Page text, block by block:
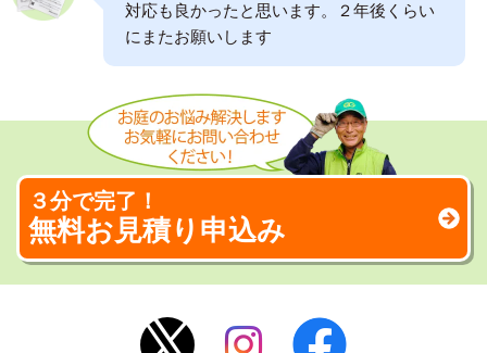
対応も良かったと思います。２年後くらい
にまたお願いします
３分で完了！
無料お見積り申込み